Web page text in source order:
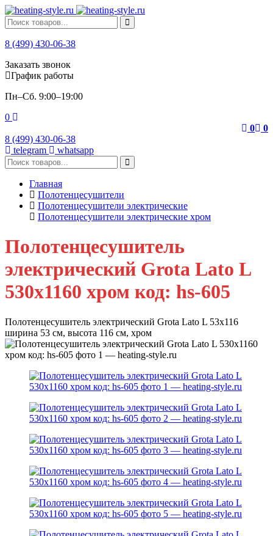
8 (499) 430-06-38
Заказать звонок
График работы
Пн–Сб. 9:00–19:00
0
0
0
8 (499) 430-06-38
telegram
whatsapp
Главная
Полотенцесушители
Полотенцесушители электрические
Полотенцесушители электрические хром
Полотенцесушитель
электрический Grota Lato L
530x1160 хром код: hs-605
Полотенцесушитель электрический Grota Lato L 53х116
ширина 53 см, высота 116 см, хром